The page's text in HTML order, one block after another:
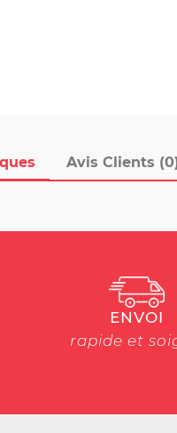
Avis Clients
ENVOI
rapide et